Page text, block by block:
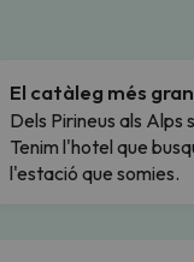
El catàleg més gran
Dels Pirineus als Alps
Tenim l'hotel que
l'estació que somies.